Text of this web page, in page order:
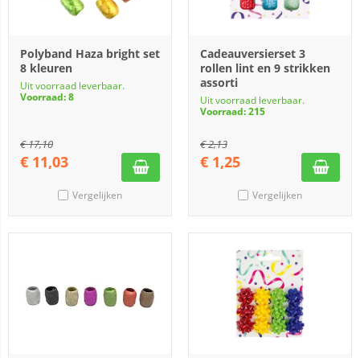
Polyband Haza bright set
8 kleuren
Uit voorraad leverbaar.
Voorraad: 8
€17,10
€ 11,03
Vergelijken
Cadeauversierset 3
rollen lint en 9 strikken
assorti
Uit voorraad leverbaar.
Voorraad: 215
€2,13
€ 1,25
Vergelijken